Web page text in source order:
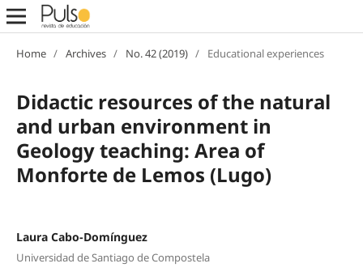
Home / Archives / No. 42 (2019) / Educational experiences
Didactic resources of the natural
and urban environment in
Geology teaching: Area of
Monforte de Lemos (Lugo)
Laura Cabo-Domínguez
Universidad de Santiago de Compostela